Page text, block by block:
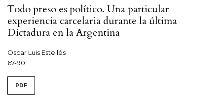
Todo preso es político. Una particular
experiencia carcelaria durante la última
Dictadura en la Argentina
Oscar Luis Estellés
67-90
PDF